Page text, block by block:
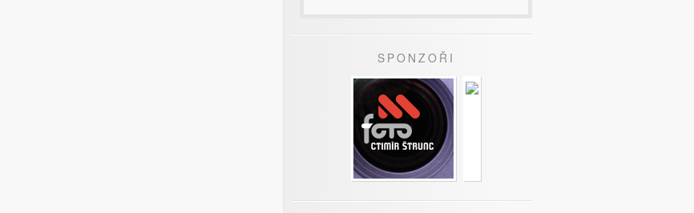
SPONZOŘI